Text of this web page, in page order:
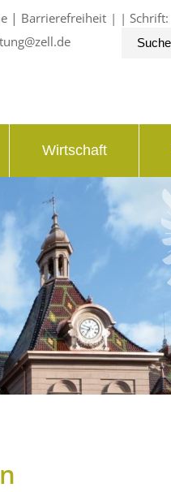
| Barrierefreiheit Schrift:
Wirtschaft